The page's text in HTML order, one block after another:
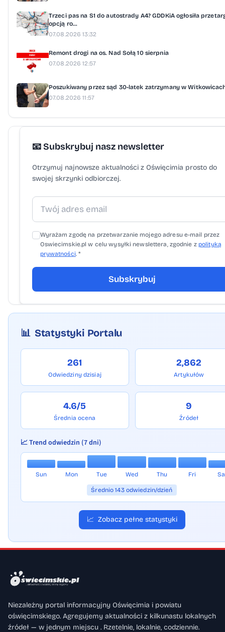
Trzeci pas na S1 do autostrady A4? GDDKiA ogłosiła
opcją ro...
07.08.2026 13:32
Remont drogi na os. Nad Sołą 10 sierpnia
07.08.2026 12:57
Poszukiwany przez sąd 30-latek zatrzymany w
07.08.2026 11:57
📧 Subskrybuj nasz newsletter
Otrzymuj najnowsze aktualności z Oświęcimia prosto do
swojej skrzynki odbiorczej.
Wyrażam zgodę na przetwarzanie mojego adresu e-mail przez
Oswiecimskie.pl w celu wysyłki newslettera, zgodnie z polityką
prywatności. *
Subskrybuj
📊 Statystyki Portalu
261
Odwiedziny dzisiaj
2,862
Artykułów
4.6/5
Średnia ocena
9
Źródeł
📈 Trend odwiedzin (7 dni)
Sun Mon Tue Wed Thu Fri
Średnio 143 odwiedzin/dzień
📈 Zobacz pełne statystyki
Niezależny portal informacyjny Oświęcimia i powiatu
oświęcimskiego. Agregujemy aktualności z kilkunastu lokalnych
źródeł — w jednym miejscu . Rzetelnie, lokalnie, codziennie.